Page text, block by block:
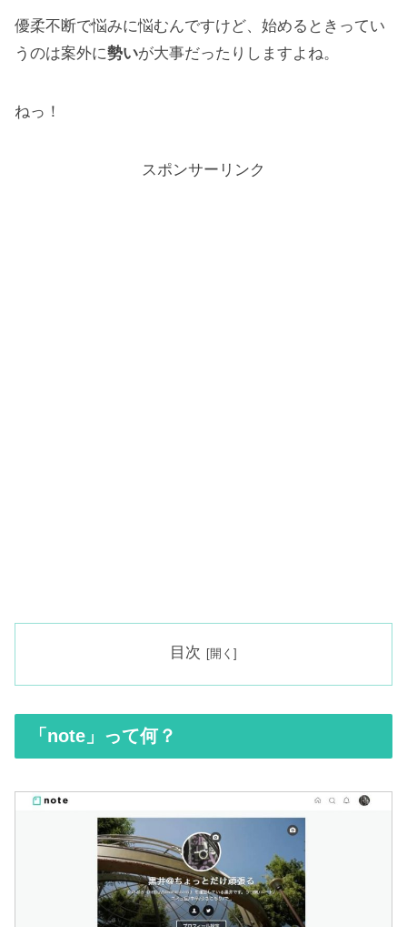
優柔不断で悩みに悩むんですけど、始めるときってい
うのは案外に勢いが大事だったりしますよね。
ねっ！
スポンサーリンク
目次
「note」って何？